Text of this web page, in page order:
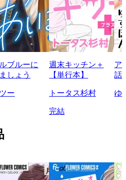
ブルーに
しょう
ー
週末キッチン＋
【単行本】
トータス杉村
完結
ア
話
ゆ